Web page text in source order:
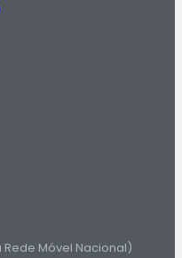
Móvel Nacional)